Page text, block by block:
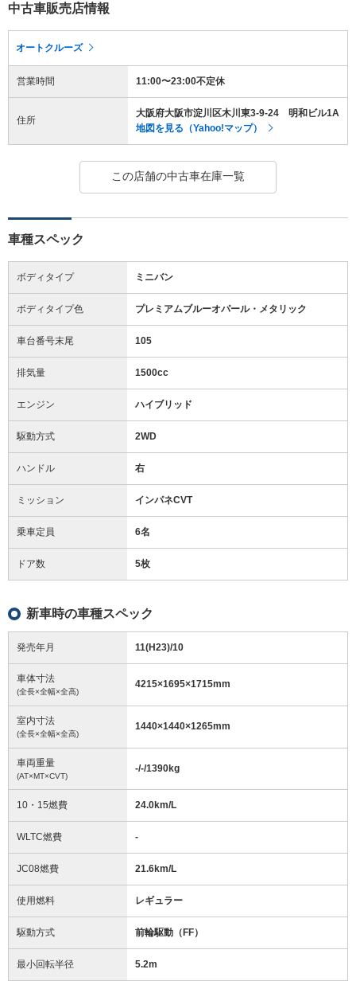
中古車販売店情報
オートクルーズ
営業時間 11:00〜23:00不定休
住所
大阪府大阪市淀川区木川東3-9-24 明和ビル1A
地図を見る（Yahoo!マップ）
この店舗の中古車在庫一覧
車種スペック
ボディタイプ ミニバン
ボディタイプ色 プレミアムブルーオパール・メタリック
車台番号末尾 105
排気量 1500cc
エンジン ハイブリッド
駆動方式 2WD
ハンドル 右
ミッション インパネCVT
乗車定員 6名
ドア数 5枚
新車時の車種スペック
発売年月 11(H23)/10
車体寸法
(全長×全幅×全高)
4215×1695×1715mm
室内寸法
(全長×全幅×全高)
1440×1440×1265mm
車両重量
(AT×MT×CVT)
-/-/1390kg
10・15燃費 24.0km/L
WLTC燃費 -
JC08燃費 21.6km/L
使用燃料 レギュラー
駆動方式 前輪駆動（FF）
最小回転半径 5.2m